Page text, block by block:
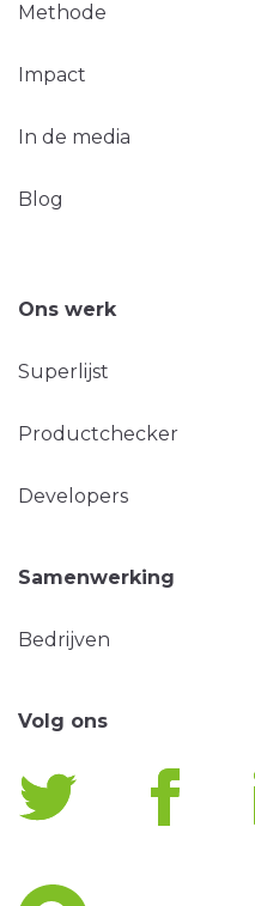
Methode
Impact
In de media
Blog
Ons werk
Superlijst
Productchecker
Developers
Samenwerking
Bedrijven
Volg ons